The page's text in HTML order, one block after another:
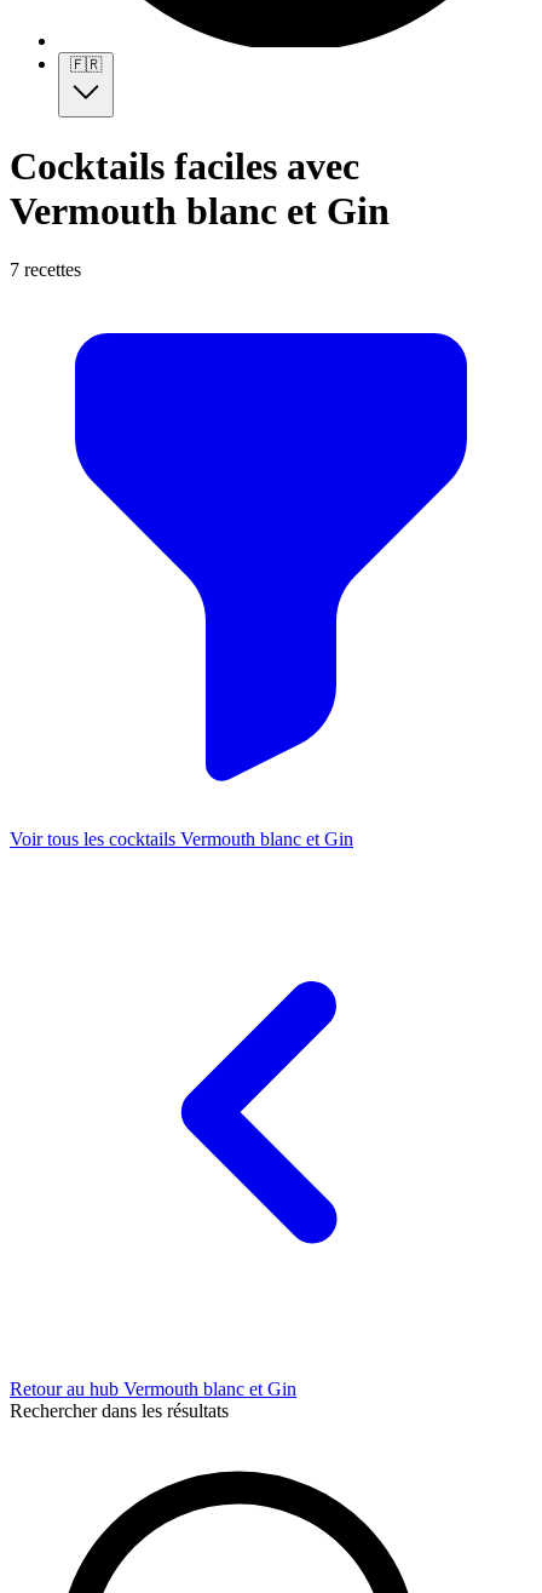
🇫🇷
Cocktails faciles avec
Vermouth blanc et Gin
7 recettes
Voir tous les cocktails Vermouth blanc et Gin
Retour au hub Vermouth blanc et Gin
Rechercher dans les résultats